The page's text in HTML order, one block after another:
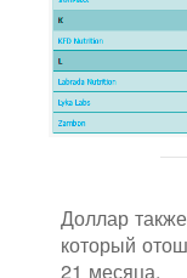
Доллар
который
21 месяца.